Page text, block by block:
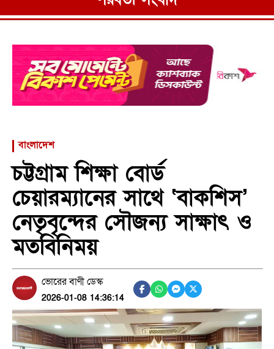
বাংলাদেশ
চট্টগ্রাম শিক্ষা বোর্ড
চেয়ারম্যানের সাথে ‘বাকশিস’
নেতৃবৃন্দের সৌজন্য সাক্ষাৎ ও
মতবিনিময়
ভোরের বাণী ডেস্ক
2026-01-08 14:36:14